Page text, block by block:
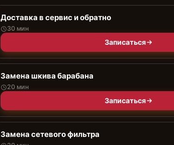
Доставка в сервис и обратно
30 мин
Записаться
Замена шкива барабана
20 мин
Записаться
Замена сетевого фильтра